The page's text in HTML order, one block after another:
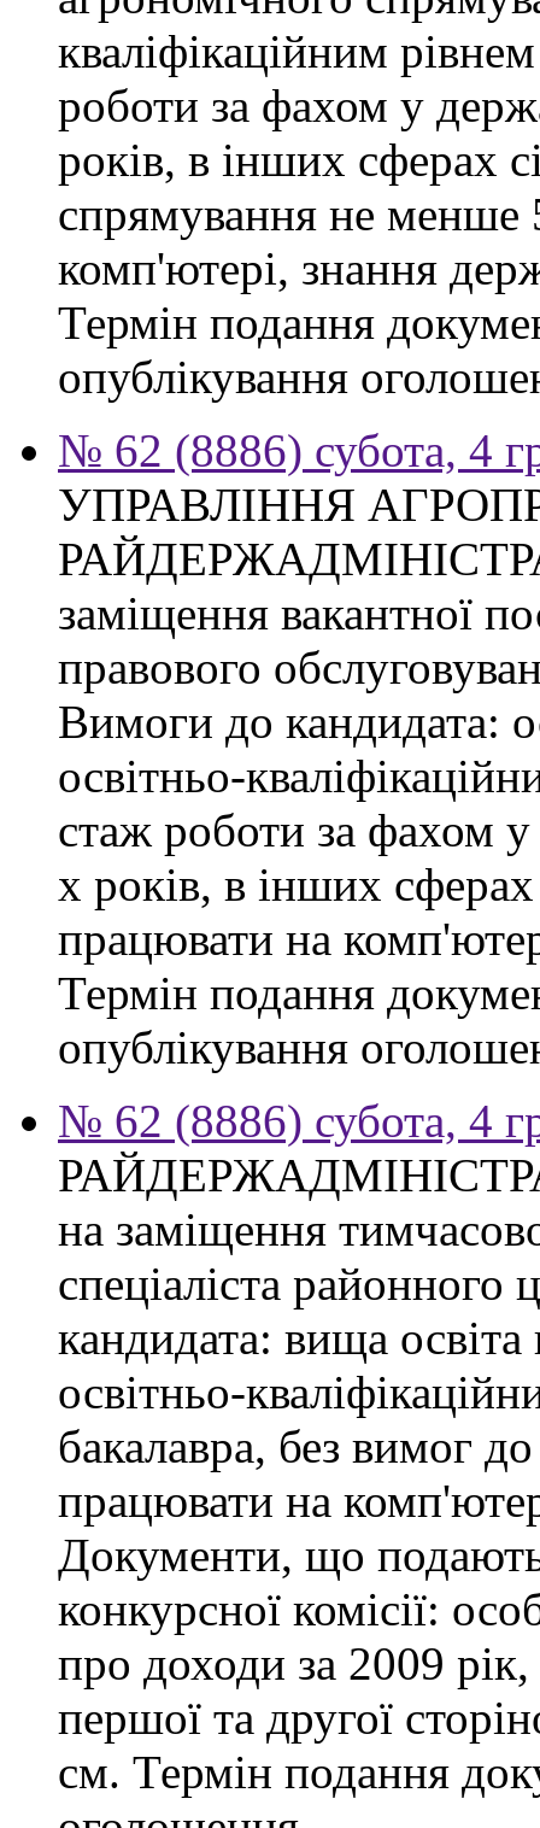
кваліфікаційним
роботи за фахом у
років, в інших сферах
спрямування не менше
комп'ютері, знання
Термін подання
опублікування
№ 62 (8886) субота, 4
УПРАВЛІННЯ
заміщення вакантної
правового
Вимоги до кандидата:
освітньо-
стаж роботи за фахом
х років, в інших
працювати на
Термін подання
опублікування
№ 62 (8886) субота, 4
на заміщення
спеціаліста
кандидата: вища
освітньо-
бакалавра, без вимог
працювати на
Документи, що
конкурсної комісії:
про доходи за 2009 рік,
першої та другої
см. Термін подання